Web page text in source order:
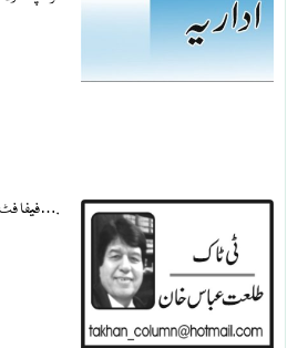
فیفا فٹ بال پاکستان کا مگر….